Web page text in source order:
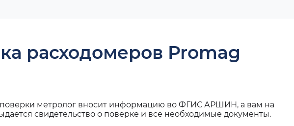
расходомеров Promag
метролог вносит информацию во ФГИС АРШИН, а вам на
свидетельство о поверке и все необходимые документы.